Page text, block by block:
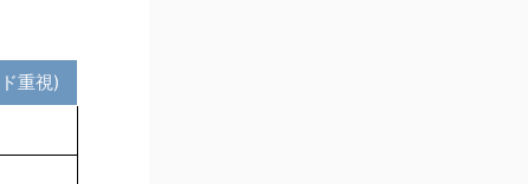
重視)